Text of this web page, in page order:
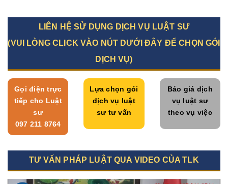
LIÊN HỆ SỬ DỤNG DỊCH VỤ LUẬT SƯ
(VUI LÒNG CLICK VÀO NÚT DƯỚI ĐÂY ĐỂ CHỌN GÓI
DỊCH VỤ)
Gọi điện trực
tiếp cho Luật
sư
097 211 8764
Lựa chọn gói
dịch vụ luật
sư tư vấn
Báo giá dịch
vụ luật sư
theo vụ việc
TƯ VẤN PHÁP LUẬT QUA VIDEO CỦA TLK